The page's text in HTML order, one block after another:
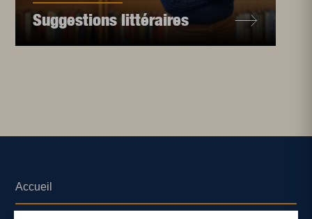
Suggestions littéraires
Accueil